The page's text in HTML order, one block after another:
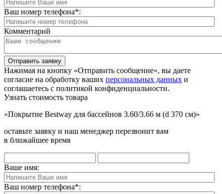
Ваш номер телефона*:
Комментарий
Отправить заявку
Нажимая на кнопку «Отправить сообщение», вы даете
согласие на обработку ваших персональных данных и
соглашаетесь с политикой конфиденциальности.
Узнать стоимость товара
«Покрытие Bestway для бассейнов 3.60/3.66 м (d 370 см)»
оставьте заявку и наш менеджер перезвонит вам
в ближайшее время
Ваше имя:
Ваш номер телефона*: